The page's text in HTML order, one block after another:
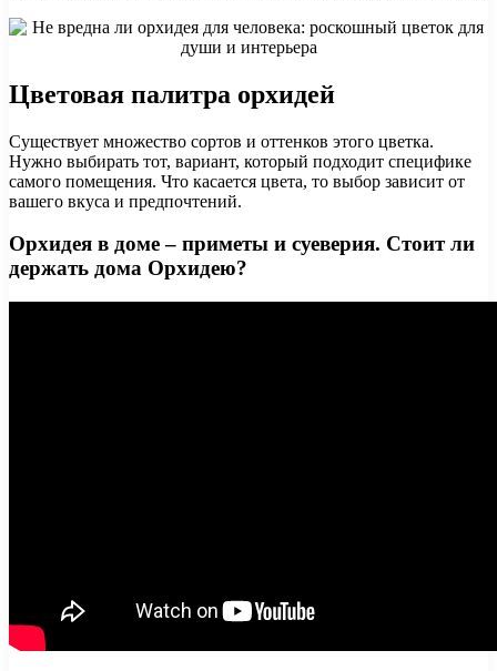
Цветовая палитра орхидей
Существует множество сортов и оттенков этого цветка.
Нужно выбирать тот, вариант, который подходит специфике
самого помещения. Что касается цвета, то выбор зависит от
вашего вкуса и предпочтений.
Орхидея в доме – приметы и суеверия. Стоит ли
держать дома Орхидею?